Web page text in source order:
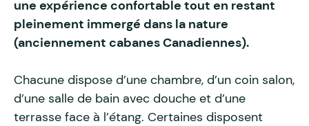
une expérience confortable tout en restant
pleinement immergé dans la nature
(anciennement cabanes Canadiennes).
Chacune dispose d’une chambre, d’un coin salon,
d’une salle de bain avec douche et d’une
terrasse face à l’étang. Certaines disposent